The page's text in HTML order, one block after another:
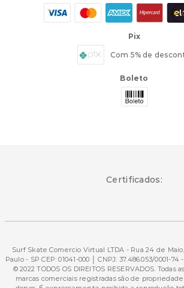
Pix
Com 5% de
Boleto
Certificados:
Surf Skate Comercio Virtual LTDA - Rua 24 de
Paulo - SP CEP: 01041-000 │ CNPJ: 37.486.053/0001-
© 2022 TODOS OS DIREITOS RESERVADOS. Todas
marcas comerciais registradas são de